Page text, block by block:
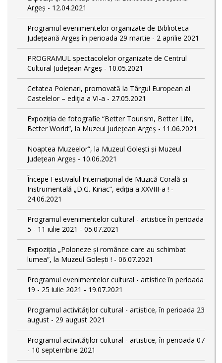
Argeș - 12.04.2021
Programul evenimentelor organizate de Biblioteca
Județeană Argeș în perioada 29 martie - 2 aprilie 2021
PROGRAMUL spectacolelor organizate de Centrul
Cultural Județean Argeș - 10.05.2021
Cetatea Poienari, promovată la Târgul European al
Castelelor – ediţia a VI-a - 27.05.2021
Expoziția de fotografie “Better Tourism, Better Life,
Better World”, la Muzeul Județean Argeș - 11.06.2021
Noaptea Muzeelor”, la Muzeul Golești și Muzeul
Județean Argeș - 10.06.2021
Începe Festivalul Internațional de Muzică Corală și
Instrumentală „D.G. Kiriac”, ediția a XXVIII-a ! -
24.06.2021
Programul evenimentelor cultural - artistice în perioada
5 - 11 iulie 2021 - 05.07.2021
Expoziția „Poloneze și românce care au schimbat
lumea”, la Muzeul Golești ! - 06.07.2021
Programul evenimentelor cultural - artistice în perioada
19 - 25 iulie 2021 - 19.07.2021
Programul activităților cultural - artistice, în perioada 23
august - 29 august 2021
Programul activităților cultural - artistice, în perioada 07
- 10 septembrie 2021